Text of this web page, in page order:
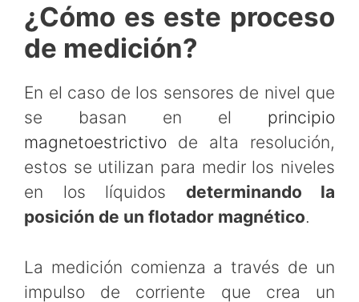
¿Cómo es este proceso
de medición?
En el caso de los sensores de nivel que
se basan en el principio
magnetoestrictivo de alta resolución,
estos se utilizan para medir los niveles
en los líquidos determinando la
posición de un flotador magnético.
La medición comienza a través de un
impulso de corriente que crea un